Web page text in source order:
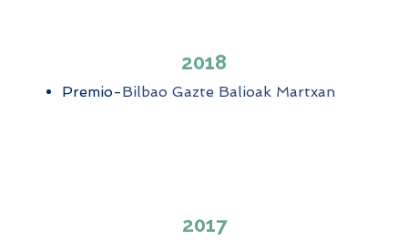
2018
Premio-Bilbao Gazte Balioak Martxan
2017